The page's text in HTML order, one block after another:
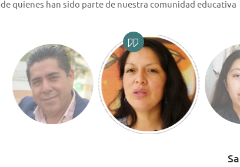
de quienes han sido parte de nuestra comunidad educativa